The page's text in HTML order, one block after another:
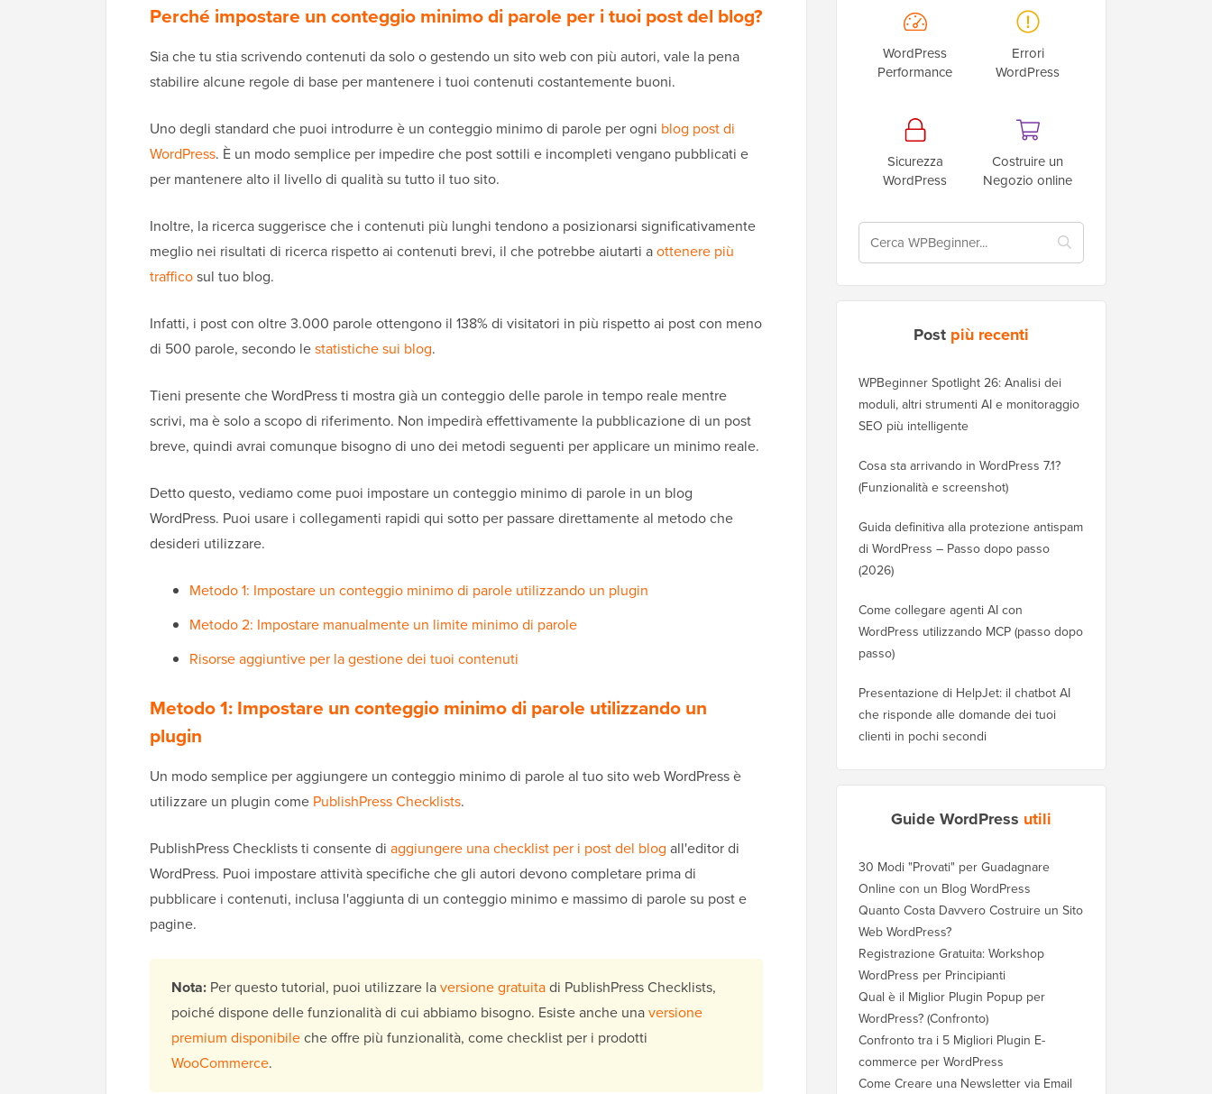
Perché impostare un conteggio minimo di parole per i tuoi post del blog?
Sia che tu stia scrivendo contenuti da solo o gestendo un sito web con più autori, vale la pena
stabilire alcune regole di base per mantenere i tuoi contenuti costantemente buoni.
Uno degli standard che puoi introdurre è un conteggio minimo di parole per ogni blog post di
WordPress. È un modo semplice per impedire che post sottili e incompleti vengano pubblicati e
per mantenere alto il livello di qualità su tutto il tuo sito.
Inoltre, la ricerca suggerisce che i contenuti più lunghi tendono a posizionarsi significativamente
meglio nei risultati di ricerca rispetto ai contenuti brevi, il che potrebbe aiutarti aottenere più
trafficosul tuo blog.
Infatti, i post con oltre 3.000 parole ottengono il 138% di visitatori in più rispetto ai post con meno
di 500 parole, secondo lestatistiche sui blog.
Tieni presente che WordPress ti mostra già un conteggio delle parole in tempo reale mentre
scrivi, ma è solo a scopo di riferimento. Non impedirà effettivamente la pubblicazione di un post
breve, quindi avrai comunque bisogno di uno dei metodi seguenti per applicare un minimo reale.
Detto questo, vediamo come puoi impostare un conteggio minimo di parole in un blog
WordPress. Puoi usare i collegamenti rapidi qui sotto per passare direttamente al metodo che
desideri utilizzare.
Metodo 1: Impostare un conteggio minimo di parole utilizzando un plugin
Metodo 2: Impostare manualmente un limite minimo di parole
Risorse aggiuntive per la gestione dei tuoi contenuti
Metodo 1: Impostare un conteggio minimo di parole utilizzando un
plugin
Un modo semplice per aggiungere un conteggio minimo di parole al tuo sito web WordPress è
utilizzare un plugin come PublishPress Checklists.
PublishPress Checklists ti consente di aggiungere una checklist per i post del blog all'editor di
WordPress. Puoi impostare attività specifiche che gli autori devono completare prima di
pubblicare i contenuti, inclusa l'aggiunta di un conteggio minimo e massimo di parole su post e
pagine.
Nota: Per questo tutorial, puoi utilizzare laversione gratuitadi PublishPress Checklists,
poiché dispone delle funzionalità di cui abbiamo bisogno. Esiste anche unaversione
premium disponibileche offre più funzionalità, come checklist per i prodotti
WooCommerce.
WordPress
Performance
Errori
WordPress
Sicurezza
WordPress
Costruire un
Negozio online
Post più recenti
WPBeginner Spotlight 26: Analisi dei
moduli, altri strumenti AI e monitoraggio
SEO più intelligente
Cosa sta arrivando in WordPress 7.1?
(Funzionalità e screenshot)
Guida definitiva alla protezione antispam
di WordPress – Passo dopo passo
(2026)
Come collegare agenti AI con
WordPress utilizzando MCP (passo dopo
passo)
Presentazione di HelpJet: il chatbot AI
che risponde alle domande dei tuoi
clienti in pochi secondi
Guide WordPress utili
30 Modi "Provati" per Guadagnare
Online con un Blog WordPress
Quanto Costa Davvero Costruire un Sito
Web WordPress?
Registrazione Gratuita: Workshop
WordPress per Principianti
Qual è il Miglior Plugin Popup per
WordPress? (Confronto)
Confronto tra i 5 Migliori Plugin E-
commerce per WordPress
Come Creare una Newsletter via Email